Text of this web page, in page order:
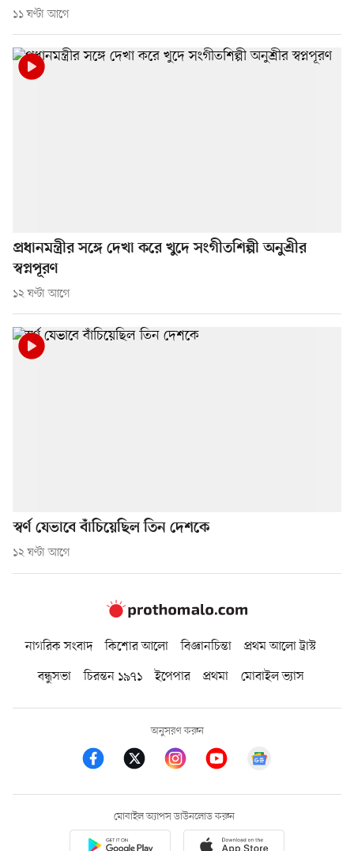
১১ ঘণ্টা আগে
প্রধানমন্ত্রীর সঙ্গে দেখা করে খুদে সংগীতশিল্পী অনুশ্রীর
স্বপ্নপূরণ
১২ ঘণ্টা আগে
স্বর্ণ যেভাবে বাঁচিয়েছিল তিন দেশকে
১২ ঘণ্টা আগে
নাগরিক সংবাদ কিশোর আলো বিজ্ঞানচিন্তা
প্রথম আলো ট্রাস্ট
বন্ধুসভা
চিরন্তন ১৯৭১ ইপেপার প্রথমা মোবাইল ভ্যাস
অনুসরণ করুন
মোবাইল অ্যাপস ডাউনলোড করুন